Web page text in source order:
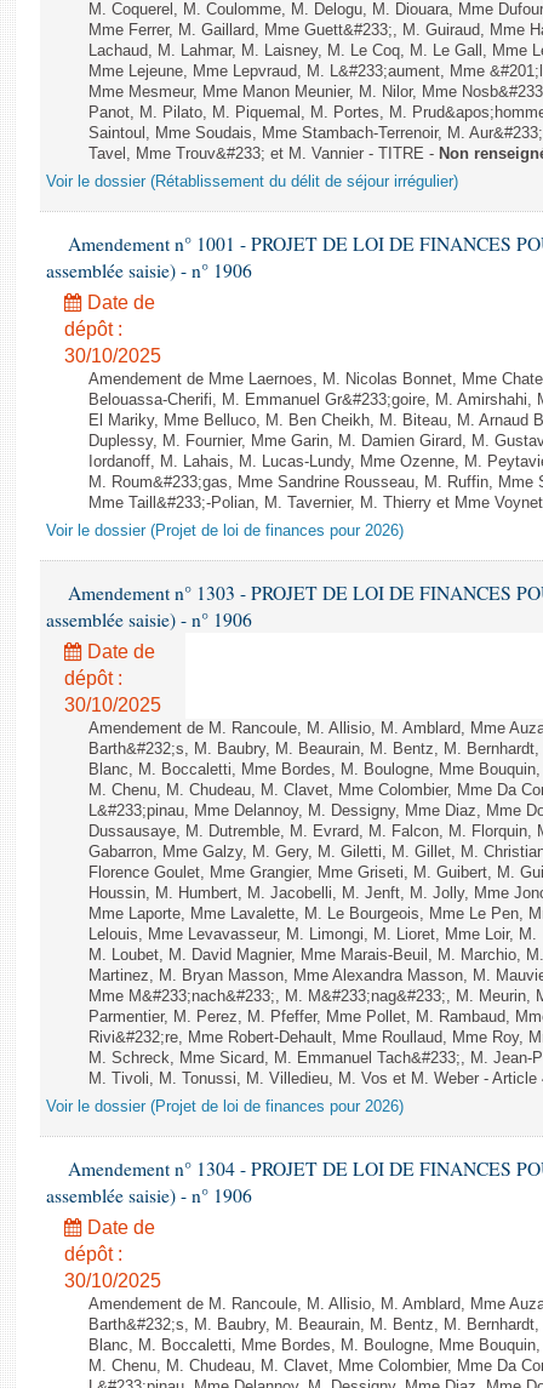
M. Coquerel, M. Coulomme, M. Delogu, M. Diouara, Mme
Mme Ferrer, M. Gaillard, Mme Guett&#233;, M. Guiraud, Mme
Lachaud, M. Lahmar, M. Laisney, M. Le Coq, M. Le Gall, Mme
Mme Lejeune, Mme Lepvraud, M. L&#233;aument, Mme
Mme Mesmeur, Mme Manon Meunier, M. Nilor, Mme
Panot, M. Pilato, M. Piquemal, M. Portes, M.
Saintoul, Mme Soudais, Mme Stambach-Terrenoir, M.
Tavel, Mme Trouv&#233; et M. Vannier - TITRE - Non
Voir le dossier (Rétablissement du délit de séjour irrégulier)
Amendement n° 1001 - PROJET DE LOI DE FINANCES
assemblée saisie) - n° 1906
Date de
dépôt :
30/10/2025
Amendement de Mme Laernoes, M. Nicolas Bonnet, Mme
Belouassa-Cherifi, M. Emmanuel Gr&#233;goire, M. Amirshahi,
El Mariky, Mme Belluco, M. Ben Cheikh, M. Biteau, M. Arnaud
Duplessy, M. Fournier, Mme Garin, M. Damien Girard, M.
Iordanoff, M. Lahais, M. Lucas-Lundy, Mme Ozenne, M.
M. Roum&#233;gas, Mme Sandrine Rousseau, M. Ruffin,
Mme Taill&#233;-Polian, M. Tavernier, M. Thierry et Mme
Voir le dossier (Projet de loi de finances pour 2026)
Amendement n° 1303 - PROJET DE LOI DE FINANCES
assemblée saisie) - n° 1906
Date de
dépôt :
30/10/2025
Amendement de M. Rancoule, M. Allisio, M. Amblard, Mme
Barth&#232;s, M. Baubry, M. Beaurain, M. Bentz, M.
Blanc, M. Boccaletti, Mme Bordes, M. Boulogne, Mme
M. Chenu, M. Chudeau, M. Clavet, Mme Colombier, Mme Da
L&#233;pinau, Mme Delannoy, M. Dessigny, Mme Diaz, Mme
Dussausaye, M. Dutremble, M. Evrard, M. Falcon, M. Florquin,
Gabarron, Mme Galzy, M. Gery, M. Giletti, M. Gillet, M.
Florence Goulet, Mme Grangier, Mme Griseti, M. Guibert, M.
Houssin, M. Humbert, M. Jacobelli, M. Jenft, M. Jolly, Mme
Mme Laporte, Mme Lavalette, M. Le Bourgeois, Mme Le Pen,
Lelouis, Mme Levavasseur, M. Limongi, M. Lioret, Mme Loir,
M. Loubet, M. David Magnier, Mme Marais-Beuil, M. Marchio,
Martinez, M. Bryan Masson, Mme Alexandra Masson, M.
Mme M&#233;nach&#233;, M. M&#233;nag&#233;, M. Meurin,
Parmentier, M. Perez, M. Pfeffer, Mme Pollet, M. Rambaud,
Rivi&#232;re, Mme Robert-Dehault, Mme Roullaud, Mme Roy,
M. Schreck, Mme Sicard, M. Emmanuel Tach&#233;, M. Jean-
M. Tivoli, M. Tonussi, M. Villedieu, M. Vos et M. Weber -
Voir le dossier (Projet de loi de finances pour 2026)
Amendement n° 1304 - PROJET DE LOI DE FINANCES
assemblée saisie) - n° 1906
Date de
dépôt :
30/10/2025
Amendement de M. Rancoule, M. Allisio, M. Amblard, Mme
Barth&#232;s, M. Baubry, M. Beaurain, M. Bentz, M.
Blanc, M. Boccaletti, Mme Bordes, M. Boulogne, Mme
M. Chenu, M. Chudeau, M. Clavet, Mme Colombier, Mme Da